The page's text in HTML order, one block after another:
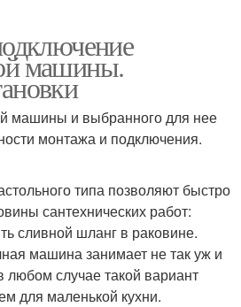
машины.
машины и выбранного для нее
монтажа и подключения.
типа позволяют быстро
сантехнических работ:
сливной шланг в раковине.
машина занимает не так уж и
любом случае такой вариант
для маленькой кухни.